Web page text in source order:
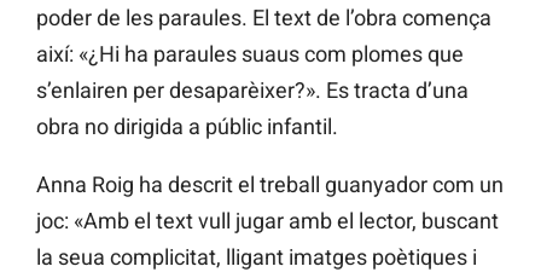
poder de les paraules. El text de l’obra comença
així: «¿Hi ha paraules suaus com plomes que
s’enlairen per desaparèixer?». Es tracta d’una
obra no dirigida a públic infantil.
Anna Roig ha descrit el treball guanyador com un
joc: «Amb el text vull jugar amb el lector, buscant
la seua complicitat, lligant imatges poètiques i